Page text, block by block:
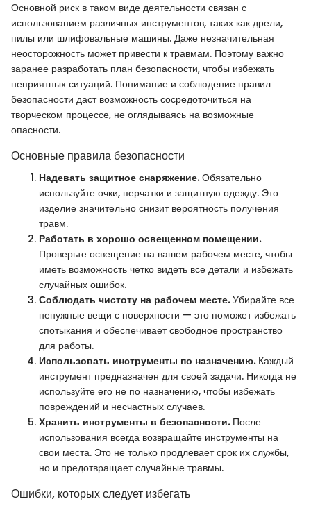
Основной риск в таком виде деятельности связан с
использованием различных инструментов, таких как дрели,
пилы или шлифовальные машины. Даже незначительная
неосторожность может привести к травмам. Поэтому важно
заранее разработать план безопасности, чтобы избежать
неприятных ситуаций. Понимание и соблюдение правил
безопасности даст возможность сосредоточиться на
творческом процессе, не оглядываясь на возможные
опасности.
Основные правила безопасности
Надевать защитное снаряжение.Обязательно
используйте очки, перчатки и защитную одежду. Это
изделие значительно снизит вероятность получения
травм.
Работать в хорошо освещенном помещении.
Проверьте освещение на вашем рабочем месте, чтобы
иметь возможность четко видеть все детали и избежать
случайных ошибок.
Соблюдать чистоту на рабочем месте.Убирайте все
ненужные вещи с поверхности — это поможет избежать
спотыкания и обеспечивает свободное пространство
для работы.
Использовать инструменты по назначению.Каждый
инструмент предназначен для своей задачи. Никогда не
используйте его не по назначению, чтобы избежать
повреждений и несчастных случаев.
Хранить инструменты в безопасности.После
использования всегда возвращайте инструменты на
свои места. Это не только продлевает срок их службы,
но и предотвращает случайные травмы.
Ошибки, которых следует избегать